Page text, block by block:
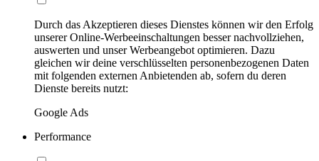
Durch das Akzeptieren dieses Dienstes können wir den Erfolg
unserer Online-Werbeeinschaltungen besser nachvollziehen,
auswerten und unser Werbeangebot optimieren. Dazu
gleichen wir deine verschlüsselten personenbezogenen Daten
mit folgenden externen Anbietenden ab, sofern du deren
Dienste bereits nutzt:
Google Ads
Performance